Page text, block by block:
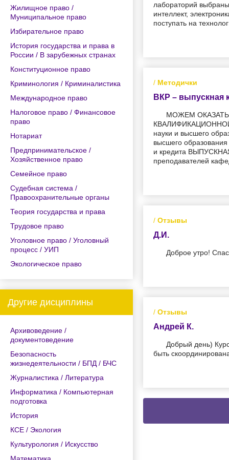
Жилищное право /
Муниципальное право
Избирательное право
История государства и права в
России / В зарубежных странах
Конституционное право
Криминология / Криминалистика
Международное право
Налоговое право / Финансовое
право
Нотариат
Предпринимательское /
Хозяйственное право
Семейное право
Судебная система /
Правоохранительные органы
Теория государства и права
Трудовое право
Уголовное право / Уголовный
процесс / УИП
Экологическое право
Другие дисциплины
Архивоведение /
документоведение
Безопасность
жизнедеятельности / БПД / БЧС
Журналистика / Литература
Информатика / Компьютерная
подготовка
История
КСЕ / Экология
Культурология / Искусство
лабораторий
интеллект,
поступать на
/ Методички
ВКР – выпускная
МОЖЕМ
науки и высшего
высшего
и кредита
преподавателей
/ Отзывы
Д.И.
Доброе утро!
/ Отзывы
Андрей К.
Добрый день)
быть